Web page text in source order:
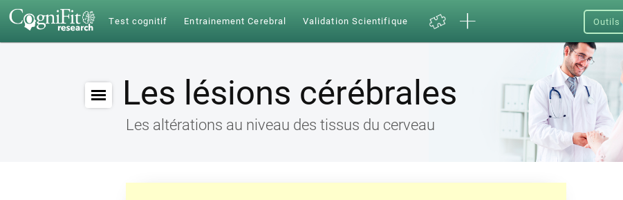
Test cognitif Entrainement Cerebral Validation Scientifique Outils
Les lésions cérébrales
Les altérations au niveau des tissus du cerveau